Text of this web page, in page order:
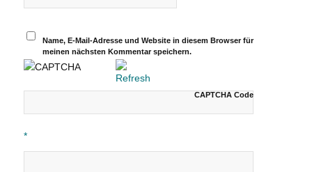
Name, E-Mail-Adresse und Website in diesem Browser für
meinen nächsten Kommentar speichern.
CAPTCHA Code
*